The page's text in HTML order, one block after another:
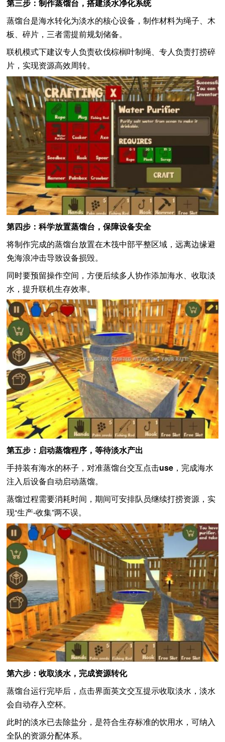
第三步：制作蒸馏台，搭建淡水净化系统
蒸馏台是海水转化为淡水的核心设备，制作材料为绳子、木
板、碎片，三者需提前规划储备。
联机模式下建议专人负责砍伐棕榈叶制绳、专人负责打捞碎
片，实现资源高效周转。
第四步：科学放置蒸馏台，保障设备安全
将制作完成的蒸馏台放置在木筏中部平整区域，远离边缘避
免海浪冲击导致设备损毁。
同时要预留操作空间，方便后续多人协作添加海水、收取淡
水，提升联机生存效率。
第五步：启动蒸馏程序，等待淡水产出
手持装有海水的杯子，对准蒸馏台交互点击use ，完成海水
注入后设备自动启动蒸馏。
蒸馏过程需要消耗时间，期间可安排队员继续打捞资源，实
现“生产-收集”两不误。
第六步：收取淡水，完成资源转化
蒸馏台运行完毕后，点击界面英文交互提示收取淡水，淡水
会自动存入空杯。
此时的淡水已去除盐分，是符合生存标准的饮用水，可纳入
全队的资源分配体系。